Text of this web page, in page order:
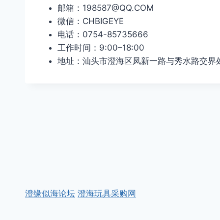
邮箱：198587@QQ.COM
微信：CHBIGEYE
电话：0754-85735666
工作时间：9:00–18:00
地址：汕头市澄海区凤新一路与秀水路交界
澄缘似海论坛 澄海玩具采购网